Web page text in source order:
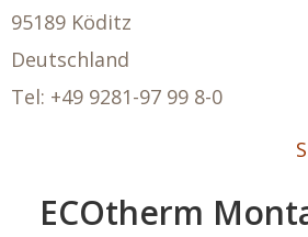
95189 Köditz
Deutschland
Tel: +49 9281-97 99 8-0
ECOtherm